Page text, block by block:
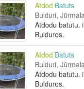
Atdod Batuts
Bulduri,
Atdodu batutu.
Bulduros.
Atdod Batuts
Bulduri,
Atdodu batutu.
Bulduros.